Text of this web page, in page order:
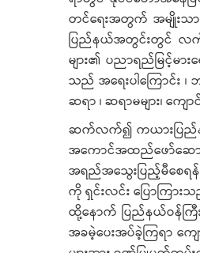
တင်ရေးအတွက် အမျိုးသာ
ပြည်နယ်အတွင်းတွင် လက်တွ
များ၏ ပညာရည်မြင့်မ
သည် အရေးပါကြောင်း ၊
ဆရာ ၊ ဆရာမများ၊ ကျေ
ဆက်လက်၍ ကယားပြည်နယ်
အကောင်အထည်ဖော်ဆောင်
အရည်အသွေးပြည့်မီစေရန်
ကို ရှင်းလင်း ပြောကြား
ထို့နောက် ပြည်နယ်ဝန်ကြီးခ
အခမဲ့ပေးအပ်ခဲ့ကြရာ ကျ